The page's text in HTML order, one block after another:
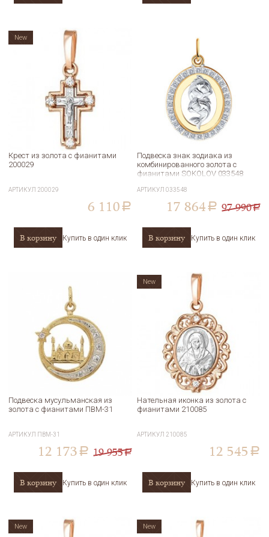
Крест из золота с фианитами
200029
АРТИКУЛ 200029
6 110 a
В корзину Купить в один клик
New
Подвеска знак зодиака из
комбинированного золота с
фианитами SOKOLOV 033548
АРТИКУЛ033548
17 864 a 97 990a
В корзину Купить в один клик
Подвеска мусульманская из
золота с фианитами ПВМ-31
АРТИКУЛ ПВМ-31
12 173 a 19 955a
В корзину Купить в один клик
Нательная иконка из золота с
фианитами 210085
АРТИКУЛ 210085
12 545 a
В корзину Купить в один клик
New
New New